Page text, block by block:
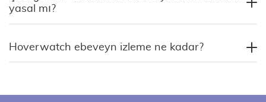
yasal mı?
Hoverwatch ebeveyn izleme ne kadar?